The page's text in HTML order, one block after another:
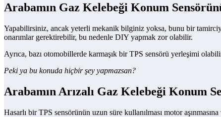
Arabamın Gaz Kelebeği Konum
Yapabilirsiniz, ancak yeterli mekanik bilginiz yoksa, bunu bir
onarımlar gerektirebilir, bu nedenle DIY yapmak zor olabilir.
Ayrıca, bazı otomobillerde karmaşık bir TPS sensörü yerleşimi
Peki ya bu konuda hiçbir şey yapmazsan?
Arabamın Arızalı Gaz Kelebeği Konum
Hasarlı bir TPS sensörünün uzun süre kullanılması motor